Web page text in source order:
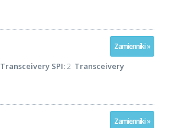
Zamienniki »
Transceivery SPI:2 Transceivery
Zamienniki »